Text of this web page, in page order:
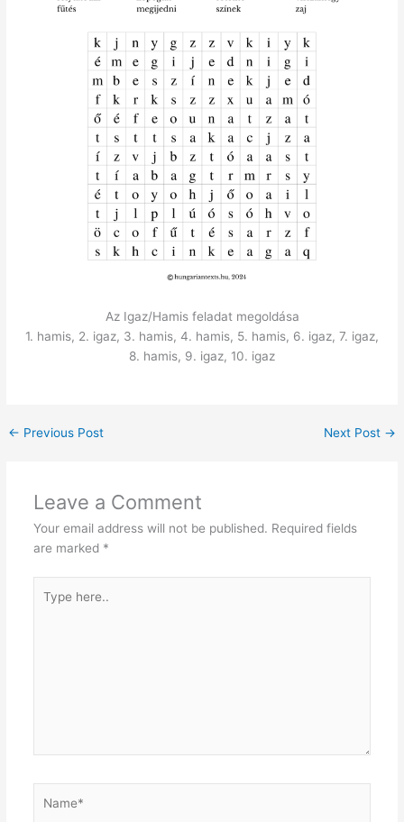
Az Igaz/Hamis feladat megoldása
1. hamis, 2. igaz, 3. hamis, 4. hamis, 5. hamis, 6. igaz, 7. igaz,
8. hamis, 9. igaz, 10. igaz
← Previous Post Next Post →
Leave a Comment
Your email address will not be published. Required fields
are marked *
here..